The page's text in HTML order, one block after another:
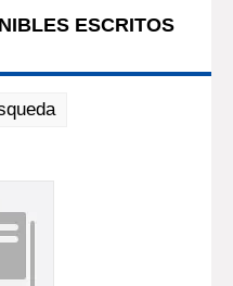
ESCRITOS